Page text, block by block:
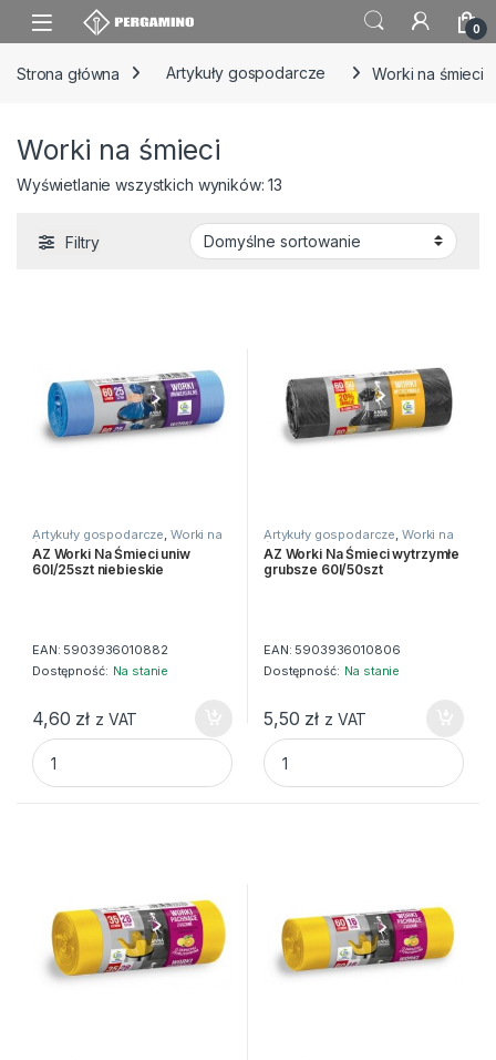
Skip to navigation
Skip to content
0
Strona główna Artykuły gospodarcze Worki na śmieci
Worki na śmieci
Wyświetlanie wszystkich wyników: 13
Filtry
Artykuły gospodarcze Worki na
śmieci
AZ Worki Na Śmieci uniw
60l/25szt niebieskie
EAN: 5903936010882
Dostępność: Na stanie
4,60 zł z VAT
AZ Worki Na Śmieci uniw 60l/25szt niebieskie quantity
Artykuły gospodarcze Worki na
śmieci
AZ Worki Na Śmieci wytrzymłe
grubsze 60l/50szt
EAN: 5903936010806
Dostępność: Na stanie
5,50 zł z VAT
AZ Worki Na Śmieci